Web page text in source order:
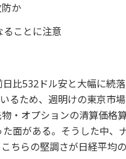
か
ことに注意
比532ドル安と大幅に続
るため、週明けの東京市
・オプションの清算価格
面がある。そうした中、
ちらの堅調さが日経平均